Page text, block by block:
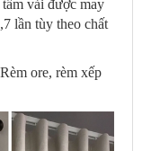
vải được may
lần tùy theo chất
ore, rèm xếp